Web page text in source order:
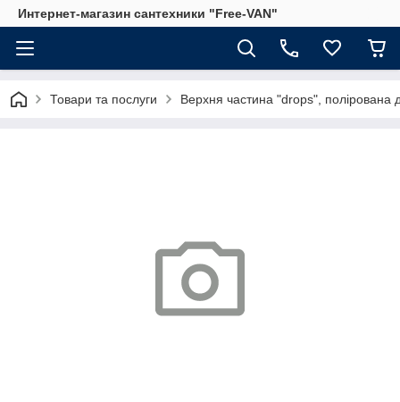
Интернет-магазин сантехники "Free-VAN"
Товари та послуги Верхня частина "drops", полірована